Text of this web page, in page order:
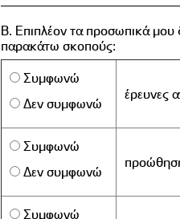
B. Επιπλέον τα προσωπικά μου
παρακάτω σκοπούς:
Συμφωνώ
Δεν συμφωνώ
έρευνες
Συμφωνώ
Δεν συμφωνώ
Συμφωνώ